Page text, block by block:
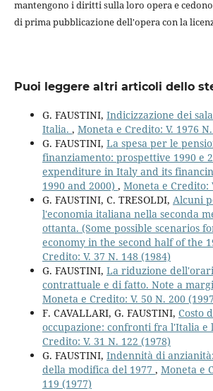
mantengono i diritti sulla loro opera e
di prima pubblicazione dell'opera con la
Puoi leggere altri articoli dello
G. FAUSTINI, Indicizzazione dei
Italia. , Moneta e Credito: V. 1976
G. FAUSTINI, La spesa per le
finanziamento: prospettive 1990 e
expenditure in Italy and its
1990 and 2000) , Moneta e Credito:
G. FAUSTINI, C. TRESOLDI, Alcuni
l'economia italiana nella seconda
ottanta. (Some possible scenarios
economy in the second half of the
Credito: V. 37 N. 148 (1984)
G. FAUSTINI, La riduzione
contrattuale e di fatto. Note a
Moneta e Credito: V. 50 N. 200
F. CAVALLARI, G. FAUSTINI, Costo
occupazione: confronti fra l'Italia e
Credito: V. 31 N. 122 (1978)
G. FAUSTINI, Indennità di
della modifica del 1977 , Moneta e
119 (1977)